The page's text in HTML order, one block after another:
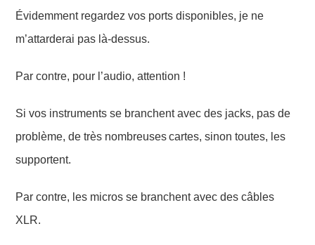
Évidemment regardez vos ports disponibles, je ne
m’attarderai pas là-dessus.
Par contre, pour l’audio, attention !
Si vos instruments se branchent avec des jacks, pas de
problème, de très nombreuses cartes, sinon toutes, les
supportent.
Par contre, les micros se branchent avec des câbles
XLR.